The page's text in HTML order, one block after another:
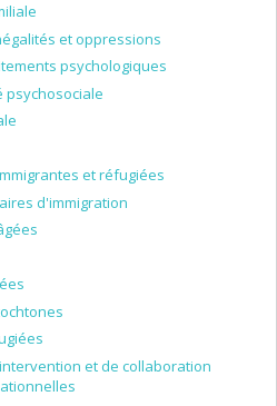
et oppressions
psychologiques
psychosociale
et réfugiées
d'immigration
et de collaboration